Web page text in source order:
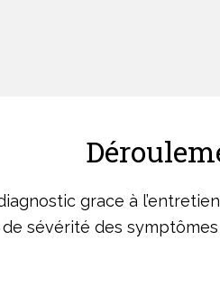
grace à
de sévérité des